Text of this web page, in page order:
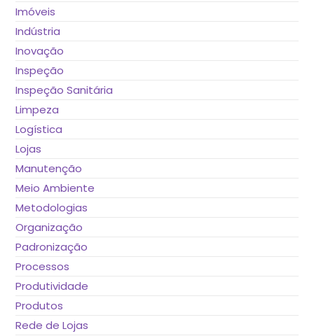
Imóveis
Indústria
Inovação
Inspeção
Inspeção Sanitária
Limpeza
Logística
Lojas
Manutenção
Meio Ambiente
Metodologias
Organização
Padronização
Processos
Produtividade
Produtos
Rede de Lojas